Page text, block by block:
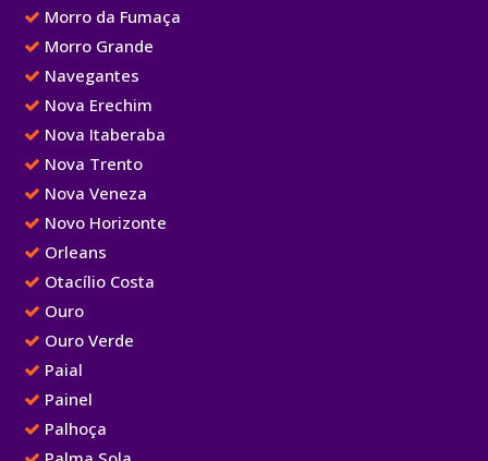
Morro da Fumaça
Morro Grande
Navegantes
Nova Erechim
Nova Itaberaba
Nova Trento
Nova Veneza
Novo Horizonte
Orleans
Otacílio Costa
Ouro
Ouro Verde
Paial
Painel
Palhoça